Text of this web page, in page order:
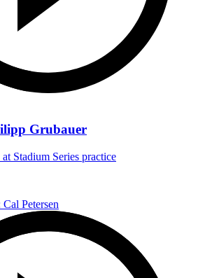
Grubauer
Stadium Series practice